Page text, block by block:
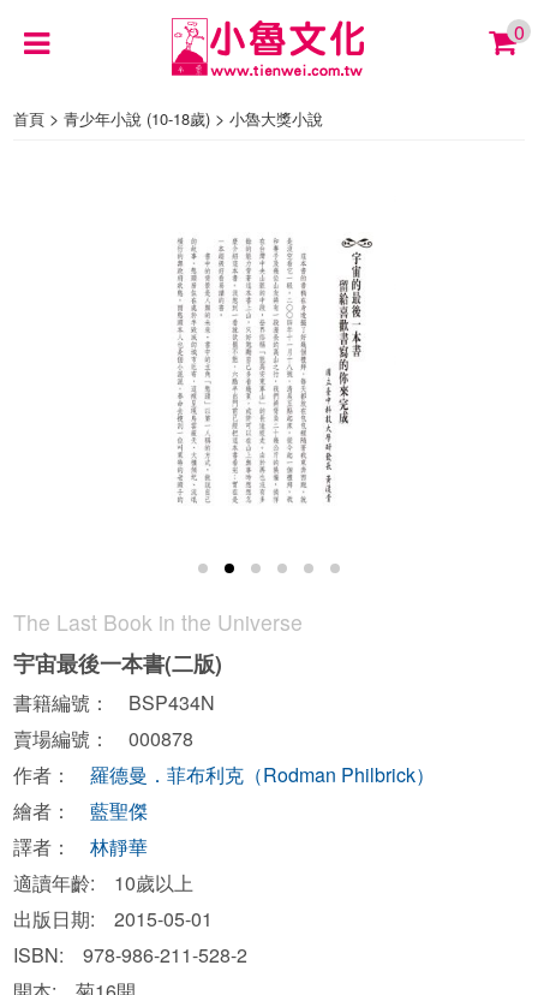
0
首頁 >青少年小說 (10-18歲) >小魯大獎小說
The Last Book in the Universe
宇宙最後一本書(二版)
書籍編號： BSP434N
賣場編號： 000878
作者：羅德曼．菲布利克（Rodman Philbrick）
繪者：藍聖傑
譯者：林靜華
適讀年齡: 10歲以上
出版日期: 2015-05-01
ISBN: 978-986-211-528-2